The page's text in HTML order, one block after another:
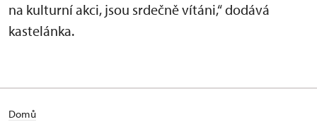
na kulturní akci, jsou srdečně vítáni,“ dodává
kastelánka.
Domů